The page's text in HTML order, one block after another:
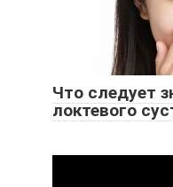
Что следует
локтевого